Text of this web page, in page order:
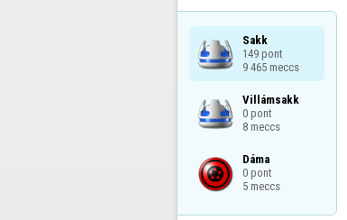
Sakk
149 pont
9 465 meccs
Villámsakk
0 pont
8 meccs
Dáma
0 pont
5 meccs